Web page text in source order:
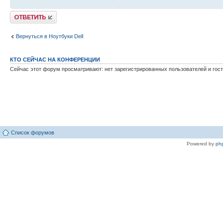
Ответить
Вернуться в Ноутбуки Dell
КТО СЕЙЧАС НА КОНФЕРЕНЦИИ
Сейчас этот форум просматривают: нет зарегистрированных пользователей и
Список форумов
Powered by